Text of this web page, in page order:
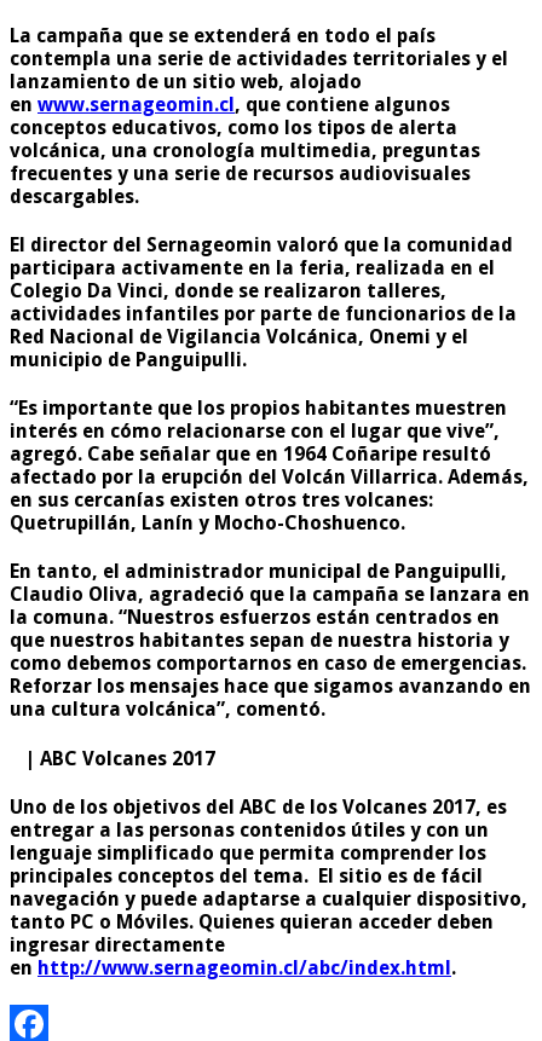
La campaña que se extenderá en todo el país
contempla una serie de actividades territoriales y el
lanzamiento de un sitio web, alojado
en www.sernageomin.cl, que contiene algunos
conceptos educativos, como los tipos de alerta
volcánica, una cronología multimedia, preguntas
frecuentes y una serie de recursos audiovisuales
descargables.
El director del Sernageomin valoró que la comunidad
participara activamente en la feria, realizada en el
Colegio Da Vinci, donde se realizaron talleres,
actividades infantiles por parte de funcionarios de la
Red Nacional de Vigilancia Volcánica, Onemi y el
municipio de Panguipulli.
“Es importante que los propios habitantes muestren
interés en cómo relacionarse con el lugar que vive”,
agregó. Cabe señalar que en 1964 Coñaripe resultó
afectado por la erupción del Volcán Villarrica. Además,
en sus cercanías existen otros tres volcanes:
Quetrupillán, Lanín y Mocho-Choshuenco.
En tanto, el administrador municipal de Panguipulli,
Claudio Oliva, agradeció que la campaña se lanzara en
la comuna. “Nuestros esfuerzos están centrados en
que nuestros habitantes sepan de nuestra historia y
como debemos comportarnos en caso de emergencias.
Reforzar los mensajes hace que sigamos avanzando en
una cultura volcánica”, comentó.
| ABC Volcanes 2017
Uno de los objetivos del ABC de los Volcanes 2017, es
entregar a las personas contenidos útiles y con un
lenguaje simplificado que permita comprender los
principales conceptos del tema. El sitio es de fácil
navegación y puede adaptarse a cualquier dispositivo,
tanto PC o Móviles. Quienes quieran acceder deben
ingresar directamente
en http://www.sernageomin.cl/abc/index.html.